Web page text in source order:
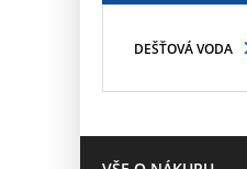
DEŠŤOVÁ VODA